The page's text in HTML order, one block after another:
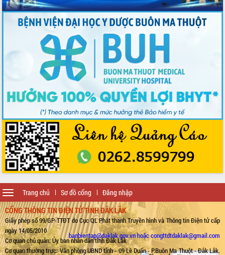
Trang chủ Sơ đồ cổng Đăng nhập
Toggle
navigation
CỔNG THÔNG TIN ĐIỆN TỬ TỈNH ĐẮK LẮK
Giấy phép số 99/GP-TTĐT do Cục QL Phát thanh Truyền hình và Thông tin Điện tử cấp
ngày 14/05/2010
Cơ quan chủ quản: Ủy ban nhân dân tỉnh Đắk Lắk
Cơ quan thường trực: Văn phòng UBND tỉnh - 09 Lê Duẩn - P.Buôn Ma Thuột - Đắk Lắk.
banbientap@daklak.gov.vn hoặc congttdtdaklak@gmail.com